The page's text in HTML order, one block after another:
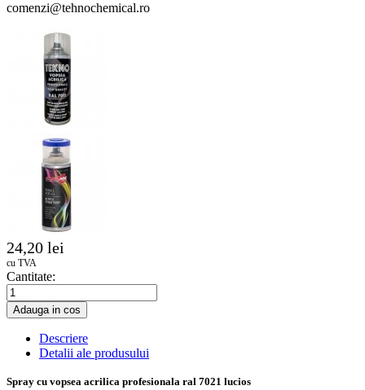
comenzi@tehnochemical.ro
24,20 lei
cu TVA
Cantitate:
Adauga in cos
Descriere
Detalii ale produsului
Spray cu vopsea acrilica profesionala ral 7021 lucios